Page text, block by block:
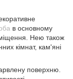
в основному
Нею також
кімнат, кам'яні
поверхню.